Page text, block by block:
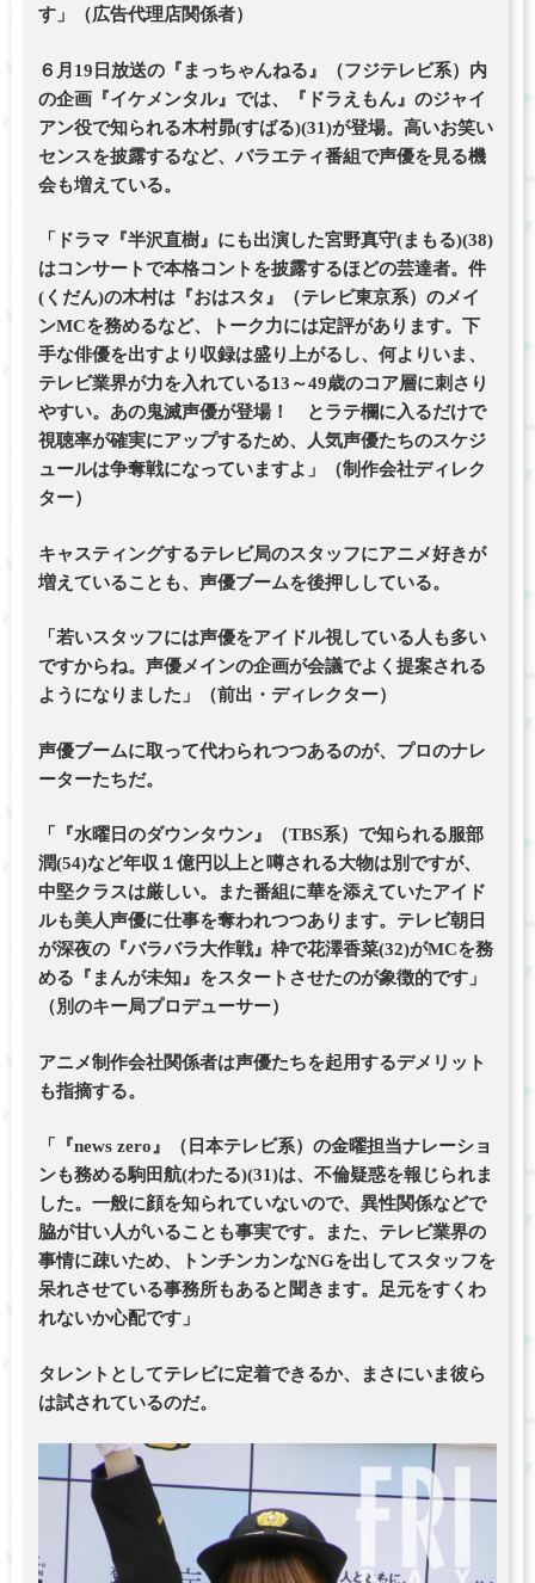
す」（広告代理店関係者）
６月19日放送の『まっちゃんねる』（フジテレビ系）内
の企画『イケメンタル』では、『ドラえもん』のジャイ
アン役で知られる木村昴(すばる)(31)が登場。高いお笑い
センスを披露するなど、バラエティ番組で声優を見る機
会も増えている。
「ドラマ『半沢直樹』にも出演した宮野真守(まもる)(38)
はコンサートで本格コントを披露するほどの芸達者。件
(くだん)の木村は『おはスタ』（テレビ東京系）のメイ
ンMCを務めるなど、トーク力には定評があります。下
手な俳優を出すより収録は盛り上がるし、何よりいま、
テレビ業界が力を入れている13～49歳のコア層に刺さり
やすい。あの鬼滅声優が登場！ とラテ欄に入るだけで
視聴率が確実にアップするため、人気声優たちのスケジ
ュールは争奪戦になっていますよ」（制作会社ディレク
ター）
キャスティングするテレビ局のスタッフにアニメ好きが
増えていることも、声優ブームを後押ししている。
「若いスタッフには声優をアイドル視している人も多い
ですからね。声優メインの企画が会議でよく提案される
ようになりました」（前出・ディレクター）
声優ブームに取って代わられつつあるのが、プロのナレ
ーターたちだ。
「『水曜日のダウンタウン』（TBS系）で知られる服部
潤(54)など年収１億円以上と噂される大物は別ですが、
中堅クラスは厳しい。また番組に華を添えていたアイド
ルも美人声優に仕事を奪われつつあります。テレビ朝日
が深夜の『バラバラ大作戦』枠で花澤香菜(32)がMCを務
める『まんが未知』をスタートさせたのが象徴的です」
（別のキー局プロデューサー）
アニメ制作会社関係者は声優たちを起用するデメリット
も指摘する。
「『news zero』（日本テレビ系）の金曜担当ナレーショ
ンも務める駒田航(わたる)(31)は、不倫疑惑を報じられま
した。一般に顔を知られていないので、異性関係などで
脇が甘い人がいることも事実です。また、テレビ業界の
事情に疎いため、トンチンカンなNGを出してスタッフを
呆れさせている事務所もあると聞きます。足元をすくわ
れないか心配です」
タレントとしてテレビに定着できるか、まさにいま彼ら
は試されているのだ。